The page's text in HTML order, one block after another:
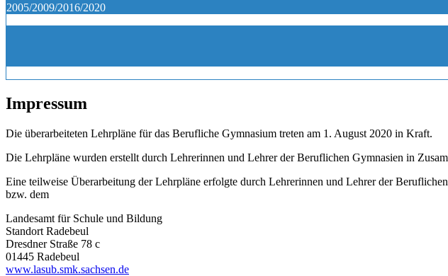
2005/2009/2016/2020
Impressum
Die überarbeiteten Lehrpläne für das Berufliche Gymnasium treten am 1. August 2020 in Kraft.
Die Lehrpläne wurden erstellt durch Lehrerinnen und Lehrer der Beruflichen Gymnasien in
Eine teilweise Überarbeitung der Lehrpläne erfolgte durch Lehrerinnen und Lehrer der
bzw. dem
Landesamt für Schule und Bildung
Standort Radebeul
Dresdner Straße 78 c
01445 Radebeul
www.lasub.smk.sachsen.de